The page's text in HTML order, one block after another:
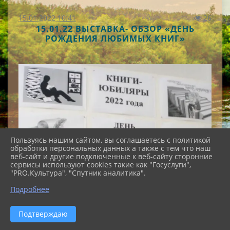
15.01.2022 10:41 26
15.01.22 ВЫСТАВКА- ОБЗОР «ДЕНЬ
РОЖДЕНИЯ ЛЮБИМЫХ КНИГ»
Пользуясь нашим сайтом, вы соглашаетесь с политикой
обработки персональных данных а также с тем что наш
веб-сайт и другие подключенные к веб-сайту сторонние
сервисы используют cookies такие как "Госуслуги",
"PRO.Культура", "Спутник аналитика".
Подробнее
Подтверждаю